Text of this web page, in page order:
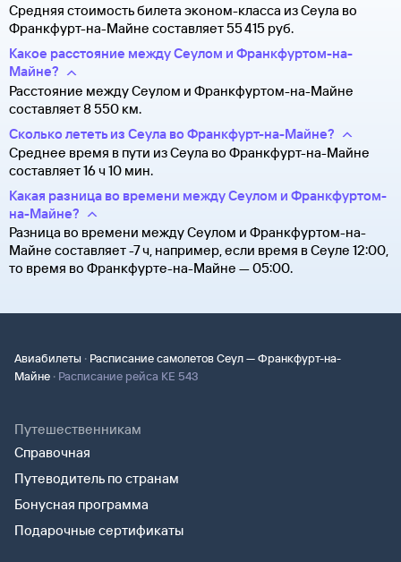
Средняя стоимость билета эконом-класса из Сеула во
Франкфурт-на-Майне составляет 55 ⁠415 руб.
Какое расстояние между Сеулом и Франкфуртом-на-
Майне?
Расстояние между Сеулом и Франкфуртом-на-Майне
составляет 8 550 км.
Сколько лететь из Сеула во Франкфурт-на-Майне?
Среднее время в пути из Сеула во Франкфурт-на-Майне
составляет 16 ч 10 мин.
Какая разница во времени между Сеулом и Франкфуртом-
на-Майне?
Разница во времени между Сеулом и Франкфуртом-на-
Майне составляет -7 ч, например, если время в Сеуле 12:00,
то время во Франкфурте-на-Майне — 05:00.
Авиабилеты · Расписание самолетов Сеул — Франкфурт-на-
Майне · Расписание рейса KE 543
Путешественникам
Справочная
Путеводитель по странам
Бонусная программа
Подарочные сертификаты